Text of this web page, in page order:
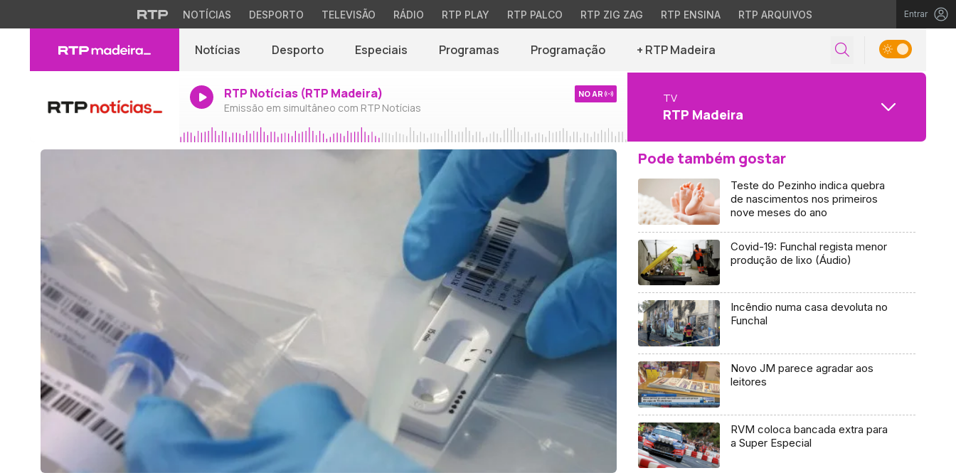
NOTÍCIAS DESPORTO TELEVISÃO RÁDIO RTP PLAY RTP PALCO RTP ZIG ZAG RTP ENSINA RTP ARQUIVOS Entrar
Notícias Desporto Especiais Programas Programação + RTP Madeira
RTP Notícias (RTP Madeira)
Emissão em simultâneo com RTP Notícias
NO AR TV
RTP Madeira
Pode também gostar
Teste do Pezinho indica quebra
de nascimentos nos primeiros
nove meses do ano
Covid-19: Funchal regista menor
produção de lixo (Áudio)
Incêndio numa casa devoluta no
Funchal
Novo JM parece agradar aos
leitores
RVM coloca bancada extra para
a Super Especial